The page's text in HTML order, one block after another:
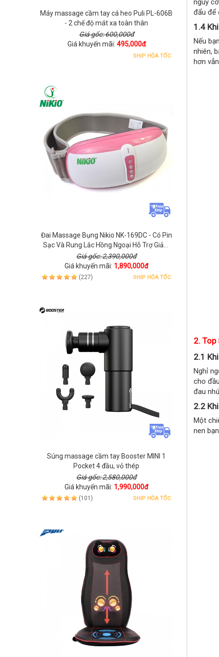
Máy massage cầm tay cá heo Puli PL-606B
- 2 chế độ mát xa toàn thân
Giá gốc: 600,000đ
Giá khuyến mãi: 495,000đ
SHIP HỎA TỐC
Đai Massage Bụng Nikio NK-169DC - Có Pin
Sạc Và Rung Lắc Hồng Ngoại Hỗ Trợ Giảm
Mỡ Bụng
Giá gốc: 2,390,000đ
Giá khuyến mãi: 1,890,000đ
(227) SHIP HỎA TỐC
Súng massage cầm tay Booster MINI 1
Pocket 4 đầu, vỏ thép
Giá gốc: 2,580,000đ
Giá khuyến mãi: 1,990,000đ
(101) SHIP HỎA TỐC
nguy
đẩu để
1.4
Nếu
nhiên,
hơn
2. Top
2.1
Nghỉ
cho
đau
2.2
Một
nen